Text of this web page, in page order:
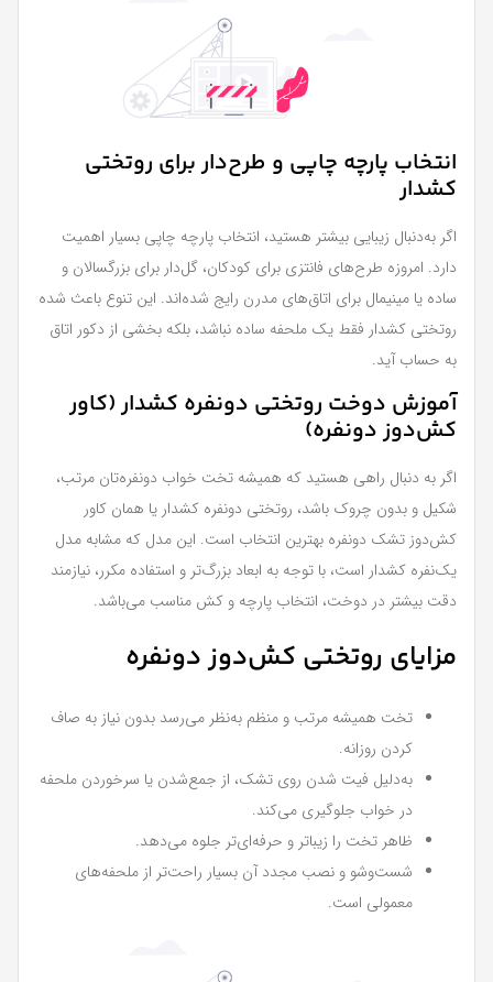
انتخاب پارچه چاپی و طرح‌دار برای روتختی
کشدار
اگر به‌دنبال زیبایی بیشتر هستید، انتخاب پارچه چاپی بسیار اهمیت
دارد. امروزه طرح‌های فانتزی برای کودکان، گل‌دار برای بزرگسالان و
ساده یا مینیمال برای اتاق‌های مدرن رایج شده‌اند. این تنوع باعث شده
روتختی کشدار فقط یک ملحفه ساده نباشد، بلکه بخشی از دکور اتاق
به حساب آید.
آموزش دوخت روتختی دونفره کشدار (کاور
کش‌دوز دو‌نفره)
اگر به دنبال راهی هستید که همیشه تخت خواب دونفره‌تان مرتب،
شکیل و بدون چروک باشد، روتختی دونفره کشدار یا همان کاور
کش‌دوز تشک دونفره بهترین انتخاب است. این مدل که مشابه مدل
یک‌نفره کشدار است، با توجه به ابعاد بزرگ‌تر و استفاده مکرر، نیازمند
دقت بیشتر در دوخت، انتخاب پارچه و کش مناسب می‌باشد.
مزایای روتختی کش‌دوز دونفره
تخت همیشه مرتب و منظم به‌نظر می‌رسد بدون نیاز به صاف
کردن روزانه.
به‌دلیل فیت شدن روی تشک، از جمع‌شدن یا سرخوردن ملحفه
در خواب جلوگیری می‌کند.
ظاهر تخت را زیباتر و حرفه‌ای‌تر جلوه می‌دهد.
شست‌وشو و نصب مجدد آن بسیار راحت‌تر از ملحفه‌های
معمولی است.